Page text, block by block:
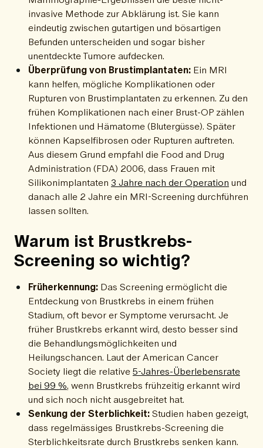
invasive Methode zur Abklärung ist. Sie kann
eindeutig zwischen gutartigen und bösartigen
Befunden unterscheiden und sogar bisher
unentdeckte Tumore aufdecken.
Überprüfung von Brustimplantaten: Ein MRI
kann helfen, mögliche Komplikationen oder
Rupturen von Brustimplantaten zu erkennen. Zu den
frühen Komplikationen nach einer Brust-OP zählen
Infektionen und Hämatome (Blutergüsse). Später
können Kapselfibrosen oder Rupturen auftreten.
Aus diesem Grund empfahl die Food and Drug
Administration (FDA) 2006, dass Frauen mit
Silikonimplantaten 3 Jahre nach der Operation und
danach alle 2 Jahre ein MRI-Screening durchführen
lassen sollten.
Warum ist Brustkrebs-
Screening so wichtig?
Früherkennung: Das Screening ermöglicht die
Entdeckung von Brustkrebs in einem frühen
Stadium, oft bevor er Symptome verursacht. Je
früher Brustkrebs erkannt wird, desto besser sind
die Behandlungsmöglichkeiten und
Heilungschancen. Laut der American Cancer
Society liegt die relative5-Jahres-Überlebensrate
bei 99 %, wenn Brustkrebs frühzeitig erkannt wird
und sich noch nicht ausgebreitet hat.
Senkung der Sterblichkeit:Studien haben gezeigt,
dass regelmässiges Brustkrebs-Screening die
Sterblichkeitsrate durch Brustkrebs senken kann.